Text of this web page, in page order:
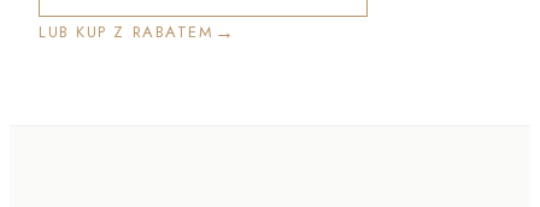
LUB KUP Z RABATEM →